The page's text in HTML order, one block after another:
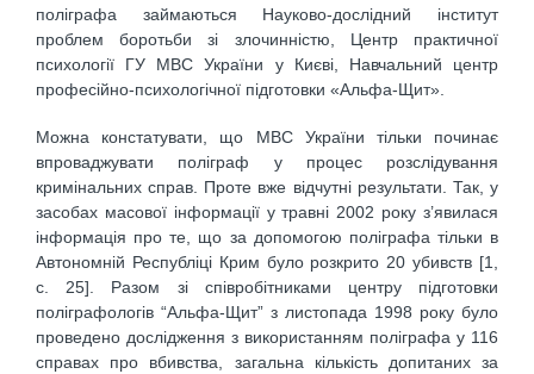
поліграфа займаються Науково-дослідний інститут
проблем боротьби зі злочинністю, Центр практичної
психології ГУ МВС України у Києві, Навчальний центр
професійно-психологічної підготовки «Альфа-Щит».
Можна констатувати, що МВС України тільки починає
впроваджувати поліграф у процес розслідування
кримінальних справ. Проте вже відчутні результати. Так, у
засобах масової інформації у травні 2002 року з’явилася
інформація про те, що за допомогою поліграфа тільки в
Автономній Республіці Крим було розкрито 20 убивств [1,
с. 25]. Разом зі співробітниками центру підготовки
поліграфологів “Альфа-Щит” з листопада 1998 року було
проведено дослідження з використанням поліграфа у 116
справах про вбивства, загальна кількість допитаних за